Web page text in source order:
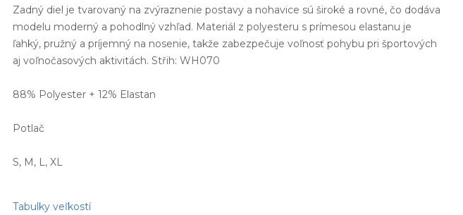
Zadný diel je tvarovaný na zvýraznenie postavy a nohavice sú široké a rovné, čo dodáva
modelu moderný a pohodlný vzhľad. Materiál z polyesteru s prímesou elastanu je
ľahký, pružný a príjemný na nosenie, takže zabezpečuje voľnosť pohybu pri športových
aj voľnočasových aktivitách. Střih: WH070
88% Polyester + 12% Elastan
Potlač
S, M, L, XL
Tabulky veľkostí